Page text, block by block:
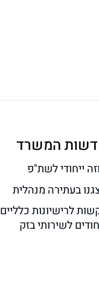
המשרד
ייחודי לשת"פ
בעתירה מנהלית
לרישיונות כלליים
לשירותי בזק